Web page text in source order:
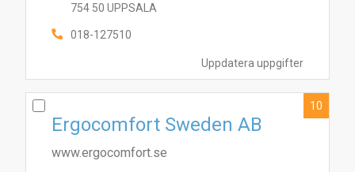
Uppdatera uppgifter
754 50 UPPSALA
018-127510
Ergocomfort Sweden AB
www.ergocomfort.se
10